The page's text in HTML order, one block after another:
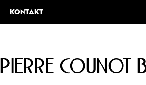
KONTAKT
Pierre COUNOT